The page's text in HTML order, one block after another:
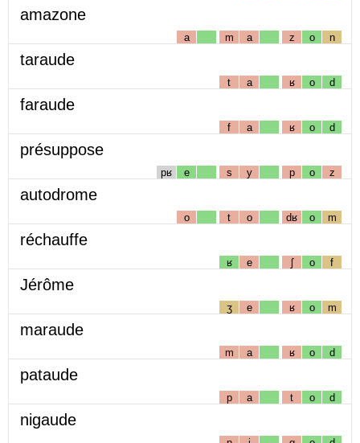
amazone
a m a z o n
taraude
t a ʁ o d
faraude
f a ʁ o d
présuppose
pʁ e s y p o z
autodrome
o t o dʁ o m
réchauffe
ʁ e ʃ o f
Jérôme
ʒ e ʁ o m
maraude
m a ʁ o d
pataude
p a t o d
nigaude